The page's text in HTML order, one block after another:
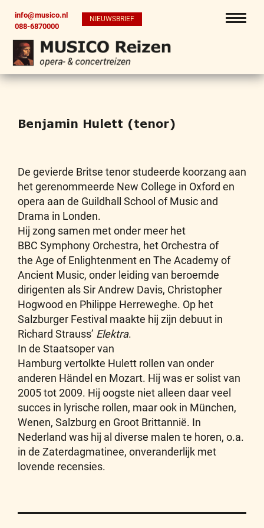
info@musico.nl
088-6870000
NIEUWSBRIEF
Benjamin Hulett (tenor)
De gevierde Britse tenor studeerde koorzang aan
het gerenommeerde New College in Oxford en
opera aan de Guildhall School of Music and
Drama in Londen.
Hij zong samen met onder meer het
BBC Symphony Orchestra, het Orchestra of
the Age of Enlightenment en The Academy of
Ancient Music, onder leiding van beroemde
dirigenten als Sir Andrew Davis, Christopher
Hogwood en Philippe Herreweghe. Op het
Salzburger Festival maakte hij zijn debuut in
Richard Strauss’ Elektra.
In de Staatsoper van
Hamburg vertolkte Hulett rollen van onder
anderen Händel en Mozart. Hij was er solist van
2005 tot 2009. Hij oogste niet alleen daar veel
succes in lyrische rollen, maar ook in München,
Wenen, Salzburg en Groot Brittannië. In
Nederland was hij al diverse malen te horen, o.a.
in de Zaterdagmatinee, onveranderlijk met
lovende recensies.